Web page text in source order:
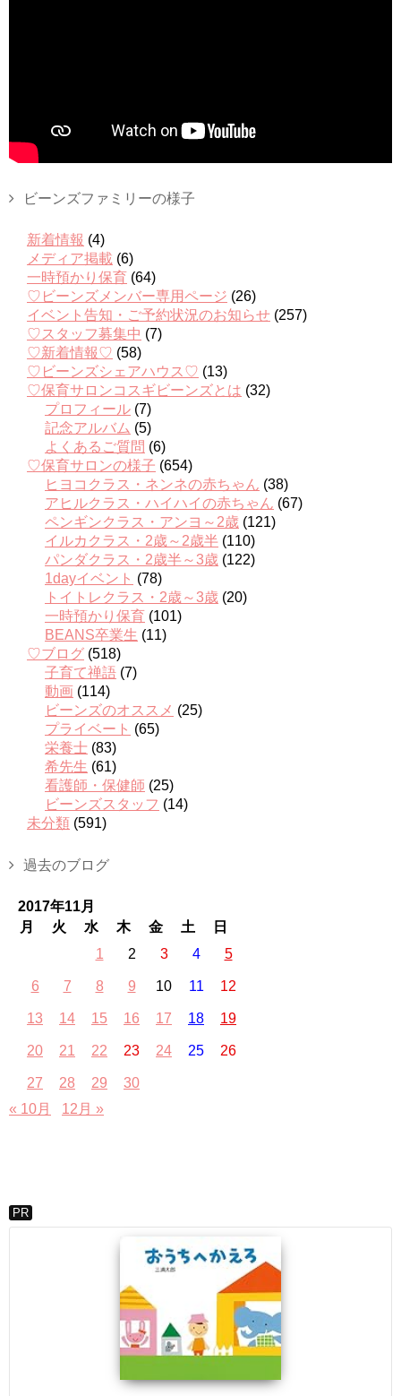
ビーンズファミリーの様子
新着情報 (4)
メディア掲載 (6)
一時預かり保育 (64)
♡ビーンズメンバー専用ページ (26)
イベント告知・ご予約状況のお知らせ (257)
♡スタッフ募集中 (7)
♡新着情報♡ (58)
♡ビーンズシェアハウス♡ (13)
♡保育サロンコスギビーンズとは (32)
プロフィール (7)
記念アルバム (5)
よくあるご質問 (6)
♡保育サロンの様子 (654)
ヒヨコクラス・ネンネの赤ちゃん (38)
アヒルクラス・ハイハイの赤ちゃん (67)
ペンギンクラス・アンヨ～2歳 (121)
イルカクラス・2歳～2歳半 (110)
パンダクラス・2歳半～3歳 (122)
1dayイベント (78)
トイトレクラス・2歳～3歳 (20)
一時預かり保育 (101)
BEANS卒業生 (11)
♡ブログ (518)
子育て禅語 (7)
動画 (114)
ビーンズのオススメ (25)
プライベート (65)
栄養士 (83)
希先生 (61)
看護師・保健師 (25)
ビーンズスタッフ (14)
未分類 (591)
過去のブログ
2017年11月
月
火 水 木 金 土
日
1
2 3 4 5
6 7 8 9 10 11 12
13 14 15 16 17 18 19
20 21 22 23 24 25 26
27 28 29
30
« 10月
12月 »
PR